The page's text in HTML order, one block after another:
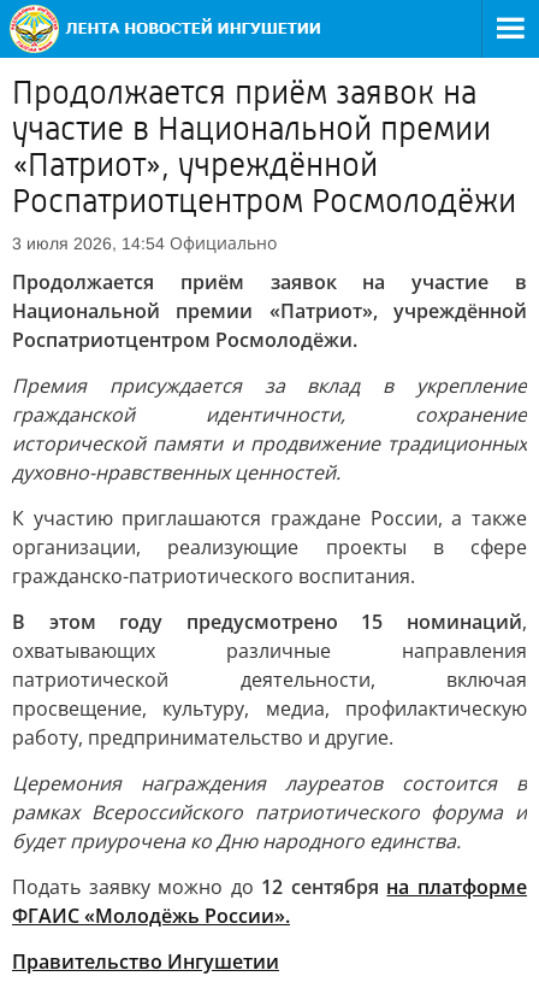
Продолжается приём заявок на
участие в Национальной премии
«Патриот», учреждённой
Роспатриотцентром Росмолодёжи
3 июля 2026, 14:54 Официально
Продолжается приём заявок на участие в
Национальной премии «Патриот», учреждённой
Роспатриотцентром Росмолодёжи.
Премия присуждается за вклад в укрепление
гражданской идентичности, сохранение
исторической памяти и продвижение традиционных
духовно-нравственных ценностей.
К участию приглашаются граждане России, а также
организации, реализующие проекты в сфере
гражданско-патриотического воспитания.
В этом году предусмотрено 15 номинаций,
охватывающих различные направления
патриотической деятельности, включая
просвещение, культуру, медиа, профилактическую
работу, предпринимательство и другие.
Церемония награждения лауреатов состоится в
рамках Всероссийского патриотического форума и
будет приурочена ко Дню народного единства.
Подать заявку можно до 12 сентября на платформе
ФГАИС «Молодёжь России».
Правительство Ингушетии